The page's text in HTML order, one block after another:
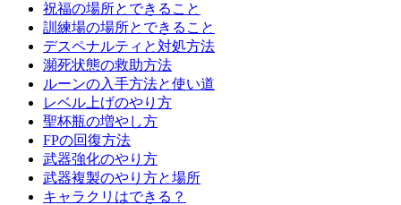
祝福の場所とできること
訓練場の場所とできること
デスペナルティと対処方法
瀕死状態の救助方法
ルーンの入手方法と使い道
レベル上げのやり方
聖杯瓶の増やし方
FPの回復方法
武器強化のやり方
武器複製のやり方と場所
キャラクリはできる？